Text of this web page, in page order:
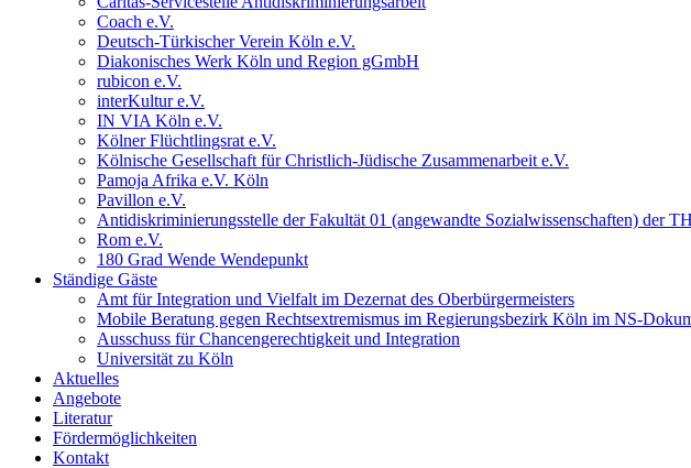
Coach e.V.
Deutsch-Türkischer Verein Köln e.V.
Diakonisches Werk Köln und Region gGmbH
rubicon e.V.
interKultur e.V.
IN VIA Köln e.V.
Kölner Flüchtlingsrat e.V.
Kölnische Gesellschaft für Christlich-Jüdische Zusammenarbeit e.V.
Pamoja Afrika e.V. Köln
Pavillon e.V.
Antidiskriminierungsstelle der Fakultät 01 (angewandte Sozialwissenschaften) der
Rom e.V.
180 Grad Wende Wendepunkt
Ständige Gäste
Amt für Integration und Vielfalt im Dezernat des Oberbürgermeisters
Mobile Beratung gegen Rechtsextremismus im Regierungsbezirk Köln im NS-
Ausschuss für Chancengerechtigkeit und Integration
Universität zu Köln
Aktuelles
Angebote
Literatur
Fördermöglichkeiten
Kontakt